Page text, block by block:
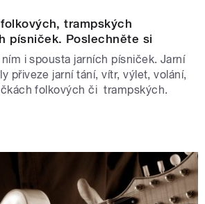
trampských
písniček. Poslechněte si
i spousta jarních písniček. Jarní
přiveze jarní tání, vítr, výlet, volání,
folkových či trampských.